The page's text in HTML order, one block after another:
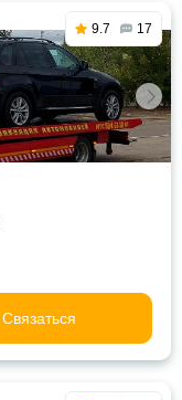
9.7 17
Связаться